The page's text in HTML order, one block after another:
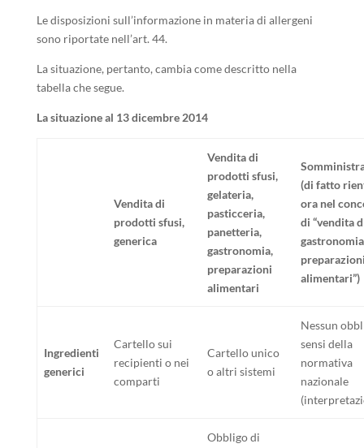
Le disposizioni sull’informazione in materia di allergeni
sono riportate nell’art. 44.
La situazione, pertanto, cambia come descritto nella
tabella che segue.
La situazione al 13 dicembre 2014
Vendita di
prodotti sfusi,
generica
Vendita di
prodotti sfusi,
gelateria,
pasticceria,
panetteria,
gastronomia,
preparazioni
alimentari
(di fatto
ora nel
di “vendita
alimentari”)
Ingredienti
generici
Cartello sui
recipienti o nei
comparti
Cartello unico
o altri sistemi
Nessun
sensi della
normativa
nazionale
Obbligo di